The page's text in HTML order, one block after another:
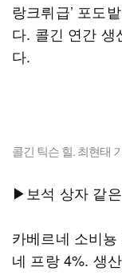
랑크뤼급’ 포도
다. 콜긴 연간 생
다.
콜긴 틱슨 힐. 최현태
▶보석 상자 같
카베르네 소비
네 프랑 4%. 생